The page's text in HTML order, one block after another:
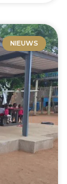
NIEUWS